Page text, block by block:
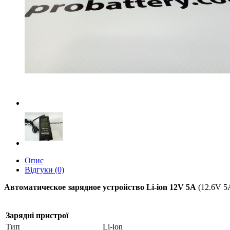
Опис
Відгуки (0)
Автоматическое зарядное устройство Li-ion 12V 5A (12.6V
Зарядні пристрої
Тип
Li-ion